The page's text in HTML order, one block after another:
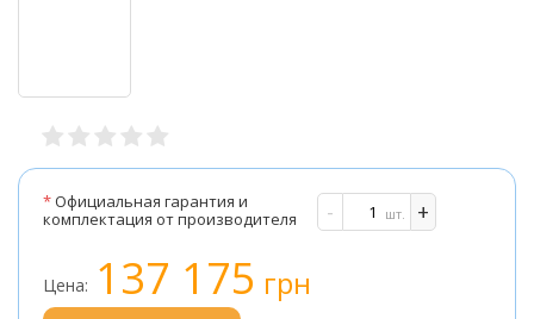
*Официальная гарантия и
комплектация от производителя
- +
шт.
Цена: 137 175 грн